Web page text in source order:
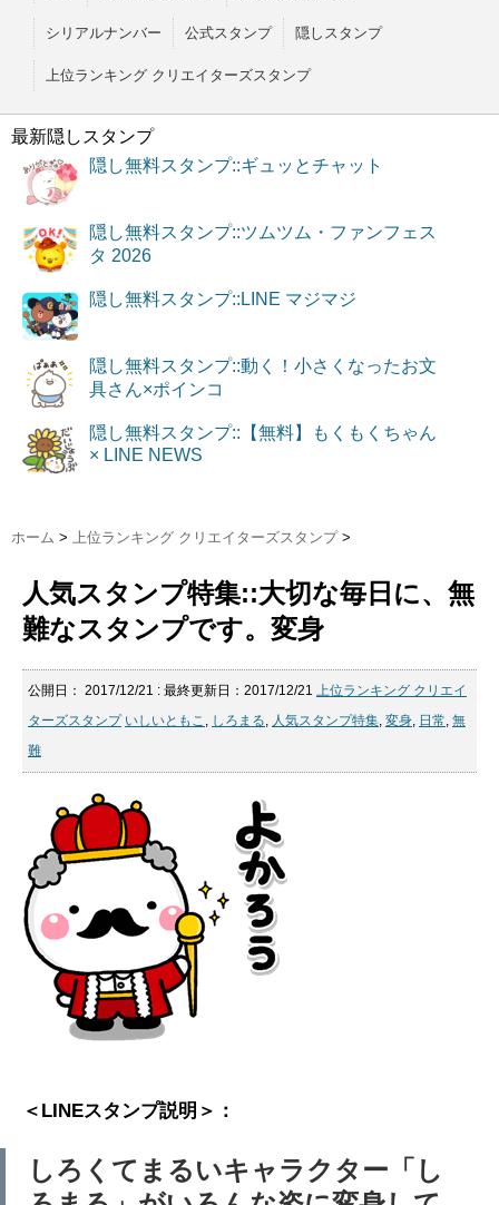
シリアルナンバー 公式スタンプ 隠しスタンプ
上位ランキング クリエイターズスタンプ
最新隠しスタンプ
隠し無料スタンプ::ギュッとチャット
隠し無料スタンプ::ツムツム・ファンフェス
タ 2026
隠し無料スタンプ::LINE マジマジ
隠し無料スタンプ::動く！小さくなったお文
具さん×ポインコ
隠し無料スタンプ::【無料】もくもくちゃん
× LINE NEWS
ホーム > 上位ランキング クリエイターズスタンプ >
人気スタンプ特集::大切な毎日に、無
難なスタンプです。変身
公開日： 2017/12/21 : 最終更新日：2017/12/21 上位ランキング クリエイ
ターズスタンプ いしいともこ , しろまる, 人気スタンプ特集, 変身, 日常, 無
難
＜LINEスタンプ説明＞：
しろくてまるいキャラクター「し